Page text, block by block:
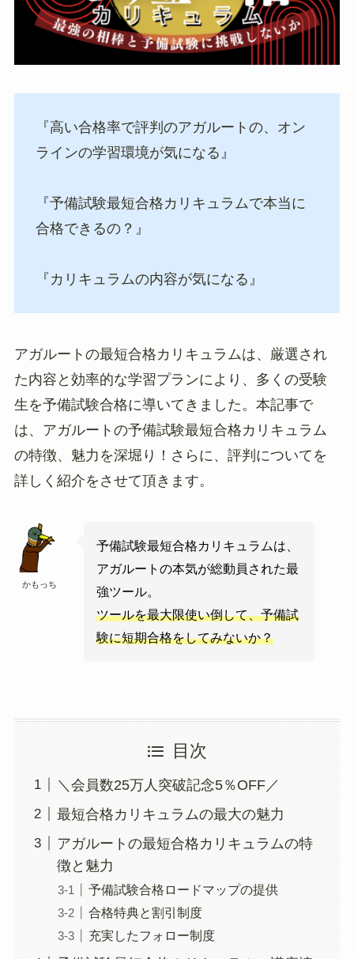
『高い合格率で評判のアガルートの、オン
ラインの学習環境が気になる』
『予備試験最短合格カリキュラムで本当に
合格できるの？』
『カリキュラムの内容が気になる』
アガルートの最短合格カリキュラムは、厳選され
た内容と効率的な学習プランにより、多くの受験
生を予備試験合格に導いてきました。本記事で
は、アガルートの予備試験最短合格カリキュラム
の特徴、魅力を深堀り！さらに、評判についてを
詳しく紹介をさせて頂きます。
かもっち
予備試験最短合格カリキュラムは、
アガルートの本気が総動員された最
強ツール。
ツールを最大限使い倒して、予備試
験に短期合格をしてみないか？
目次
＼会員数25万人突破記念5％OFF／
最短合格カリキュラムの最大の魅力
アガルートの最短合格カリキュラムの特
徴と魅力
予備試験合格ロードマップの提供
合格特典と割引制度
充実したフォロー制度